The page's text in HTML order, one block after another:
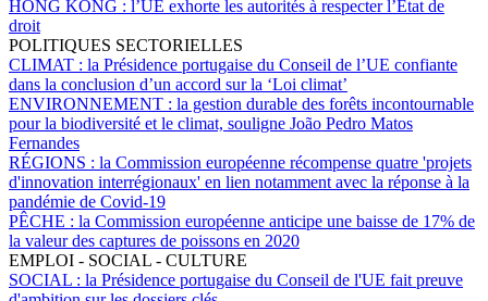
HONG KONG : l’UE exhorte les autorités à respecter l’État de
droit
POLITIQUES SECTORIELLES
CLIMAT : la Présidence portugaise du Conseil de l’UE confiante
dans la conclusion d’un accord sur la ‘Loi climat’
ENVIRONNEMENT : la gestion durable des forêts incontournable
pour la biodiversité et le climat, souligne João Pedro Matos
Fernandes
RÉGIONS : la Commission européenne récompense quatre 'projets
d'innovation interrégionaux' en lien notamment avec la réponse à la
pandémie de Covid-19
PÊCHE : la Commission européenne anticipe une baisse de 17% de
la valeur des captures de poissons en 2020
EMPLOI - SOCIAL - CULTURE
SOCIAL : la Présidence portugaise du Conseil de l'UE fait preuve